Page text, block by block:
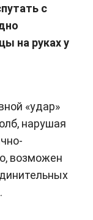
с
на руках у
«удар»
нарушая
возможен